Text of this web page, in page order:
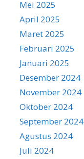
Mei 2025
April 2025
Maret 2025
Februari 2025
Januari 2025
Desember 2024
November 2024
Oktober 2024
September 2024
Agustus 2024
Juli 2024